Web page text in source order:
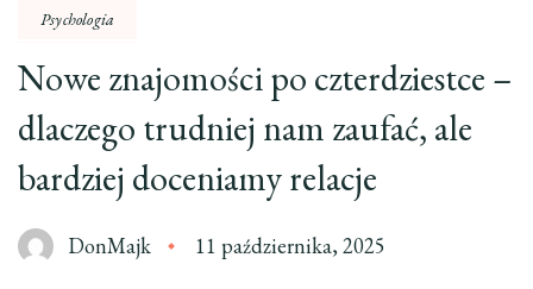
Psychologia
Nowe znajomości po czterdziestce –
dlaczego trudniej nam zaufać, ale
bardziej doceniamy relacje
DonMajk 11 października, 2025